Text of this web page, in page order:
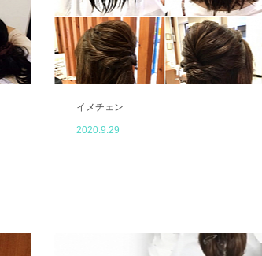
イメチェン
2020.9.29